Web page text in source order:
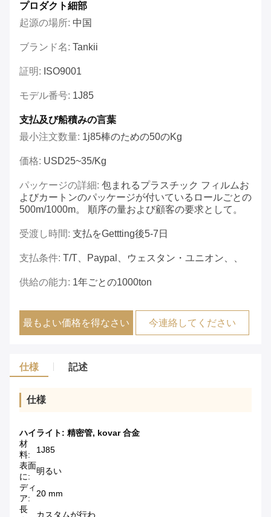
プロダクト細部
起源の場所: 中国
ブランド名: Tankii
証明: ISO9001
モデル番号: 1J85
支払及び船積みの言葉
最小注文数量: 1j85棒のための50のkg
価格: USD25~35/kg
パッケージの詳細: 包まれるプラスチック フィルムお
よびカートンのパッケージが付いているロールごとの
500m/1000m。 順序の量および顧客の要求として。
受渡し時間: 支払をgettting後5-7日
支払条件: T/T、Paypal、ウェスタン・ユニオン、、
供給の能力: 1年ごとの1000ton
最もよい価格を得なさい 今連絡してください
仕様 記述
仕様
ハイライト: 精密管, kovar 合金
材
料:
1J85
表面
に:
明るい
ディ
ア:
20 mm
長
カスタムが行わ